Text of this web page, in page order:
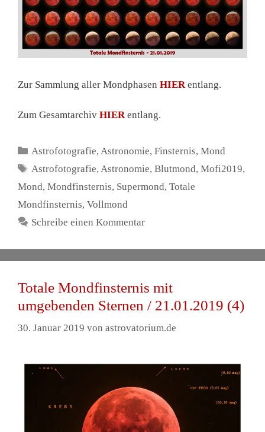
Zur Sammlung aller Mondphasen HIERentlang.
Zum Gesamtarchiv HIERentlang.
Kategorien
Astrofotografie,Astronomie,Finsternis,Mond
Schlagwörter
Astrofotografie,Astronomie,Blutmond,Mofi2019,
Mond, Mondfinsternis, Supermond, Totale
Mondfinsternis, Vollmond
Schreibe einen Kommentar
Totale Mondfinsternis mit
umgebenden Sternen / 21.01.2019 (4)
30. Januar 2019 von astrovatorium.de